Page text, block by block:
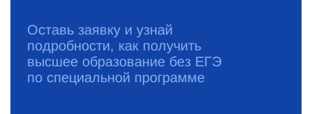
Оставь заявку и узнай
подробности, как получить
высшее образование без ЕГЭ
по специальной программе